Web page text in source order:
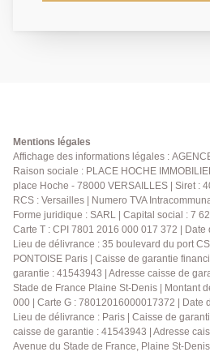
douche, trois autres chambres
bains et wc séparés. A cela
totalement aménagé avec une 5ème chambre, salle
de douche, wc (accès
cave à vin, deux autres caves.
la maison. Un bien rare dans ce
rapidement.
Mentions légales
Affichage des informations légales :
Raison sociale : PLACE HOCHE
place Hoche - 78000 VERSAILLES | Siret :
RCS : Versailles | Numero TVA
Forme juridique : SARL | Capital social : 7
Carte T : CPI 7801 2016 000 017 372 |
Lieu de délivrance : 35 boulevard du port
PONTOISE Paris | Caisse de garantie
garantie : 41543943 | Adresse caisse de
Stade de France Plaine St-Denis | Montant
000 | Carte G : 78012016000017372 | Date
Lieu de délivrance : Paris | Caisse de
caisse de garantie : 41543943 | Adresse
Avenue du Stade de France, Plaine St-